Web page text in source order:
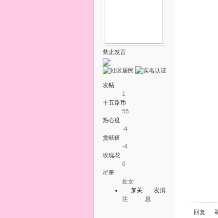
禁止发言
发帖
1
十五路币
55
热心度
-4
贡献值
-4
玫瑰花
0
星座
处女
加关
注
发消
息
回复